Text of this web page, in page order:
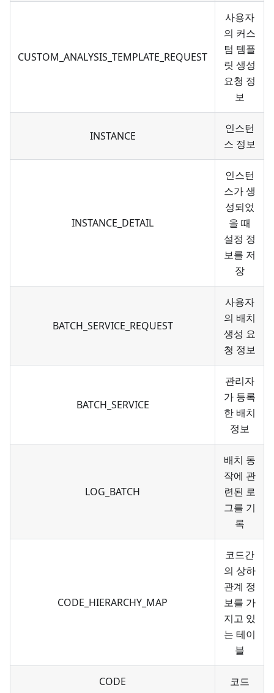
CUSTOM_ANALYSIS_TEMPLATE_REQUEST
사용자
의 커스
텀 템플
릿 생성
요청 정
보
INSTANCE
인스턴
스 정보
INSTANCE_DETAIL
인스턴
스가 생
성되었
을 때
설정 정
보를 저
장
BATCH_SERVICE_REQUEST
사용자
의 배치
생성 요
청 정보
BATCH_SERVICE
관리자
가 등록
한 배치
정보
LOG_BATCH
배치 동
작에 관
련된 로
그를 기
록
CODE_HIERARCHY_MAP
코드간
의 상하
관계 정
보를 가
지고 있
는 테이
블
CODE 코드